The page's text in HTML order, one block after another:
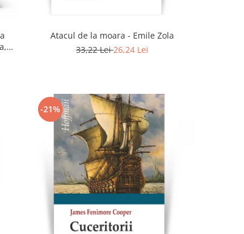
Atacul de la moara - Emile Zola
33,22 Lei26,24 Lei
-21%